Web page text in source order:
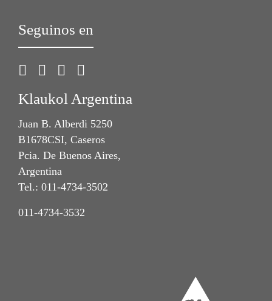
Seguinos en
Klaukol Argentina
Juan B. Alberdi 5250
B1678CSI, Caseros
Pcia. De Buenos Aires,
Argentina
Tel.: 011-4734-3502
011-4734-3532